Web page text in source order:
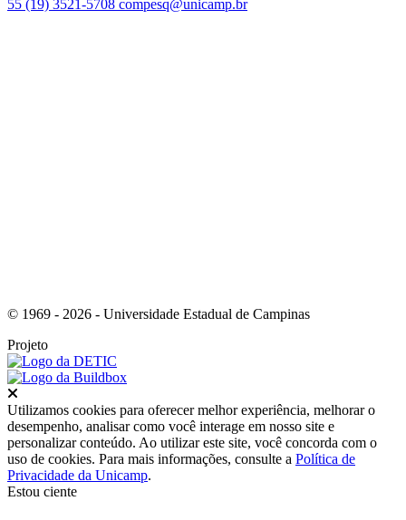
55 (19) 3521-5708 compesq@unicamp.br
© 1969 - 2026 - Universidade Estadual de Campinas
Projeto
Utilizamos cookies para oferecer melhor experiência, melhorar o
desempenho, analisar como você interage em nosso site e
personalizar conteúdo. Ao utilizar este site, você concorda com o
uso de cookies. Para mais informações, consulte a Política de
Privacidade da Unicamp.
Estou ciente